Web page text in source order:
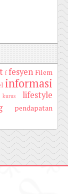
f fesyen Filem
informasi
kurus lifestyle
pendapatan